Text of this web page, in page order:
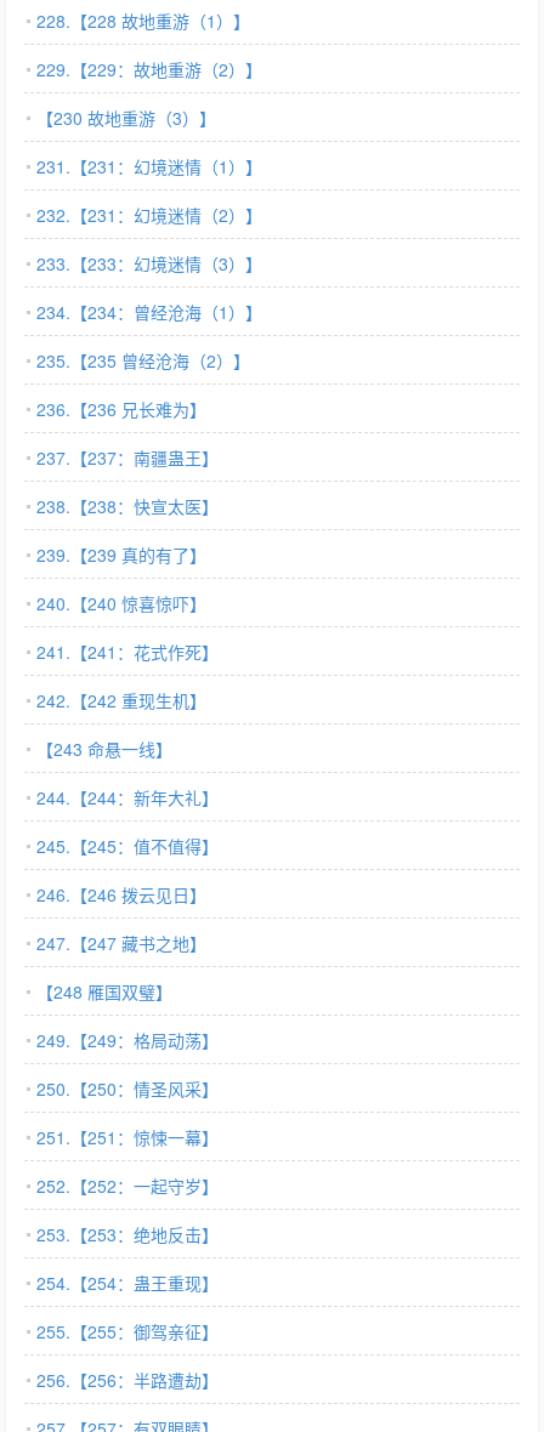
228.【228 故地重游（1）】
229.【229：故地重游（2）】
【230 故地重游（3）】
231.【231：幻境迷情（1）】
232.【231：幻境迷情（2）】
233.【233：幻境迷情（3）】
234.【234：曾经沧海（1）】
235.【235 曾经沧海（2）】
236.【236 兄长难为】
237.【237：南疆蛊王】
238.【238：快宣太医】
239.【239 真的有了】
240.【240 惊喜惊吓】
241.【241：花式作死】
242.【242 重现生机】
【243 命悬一线】
244.【244：新年大礼】
245.【245：值不值得】
246.【246 拨云见日】
247.【247 藏书之地】
【248 雁国双璧】
249.【249：格局动荡】
250.【250：情圣风采】
251.【251：惊悚一幕】
252.【252：一起守岁】
253.【253：绝地反击】
254.【254：蛊王重现】
255.【255：御驾亲征】
256.【256：半路遭劫】